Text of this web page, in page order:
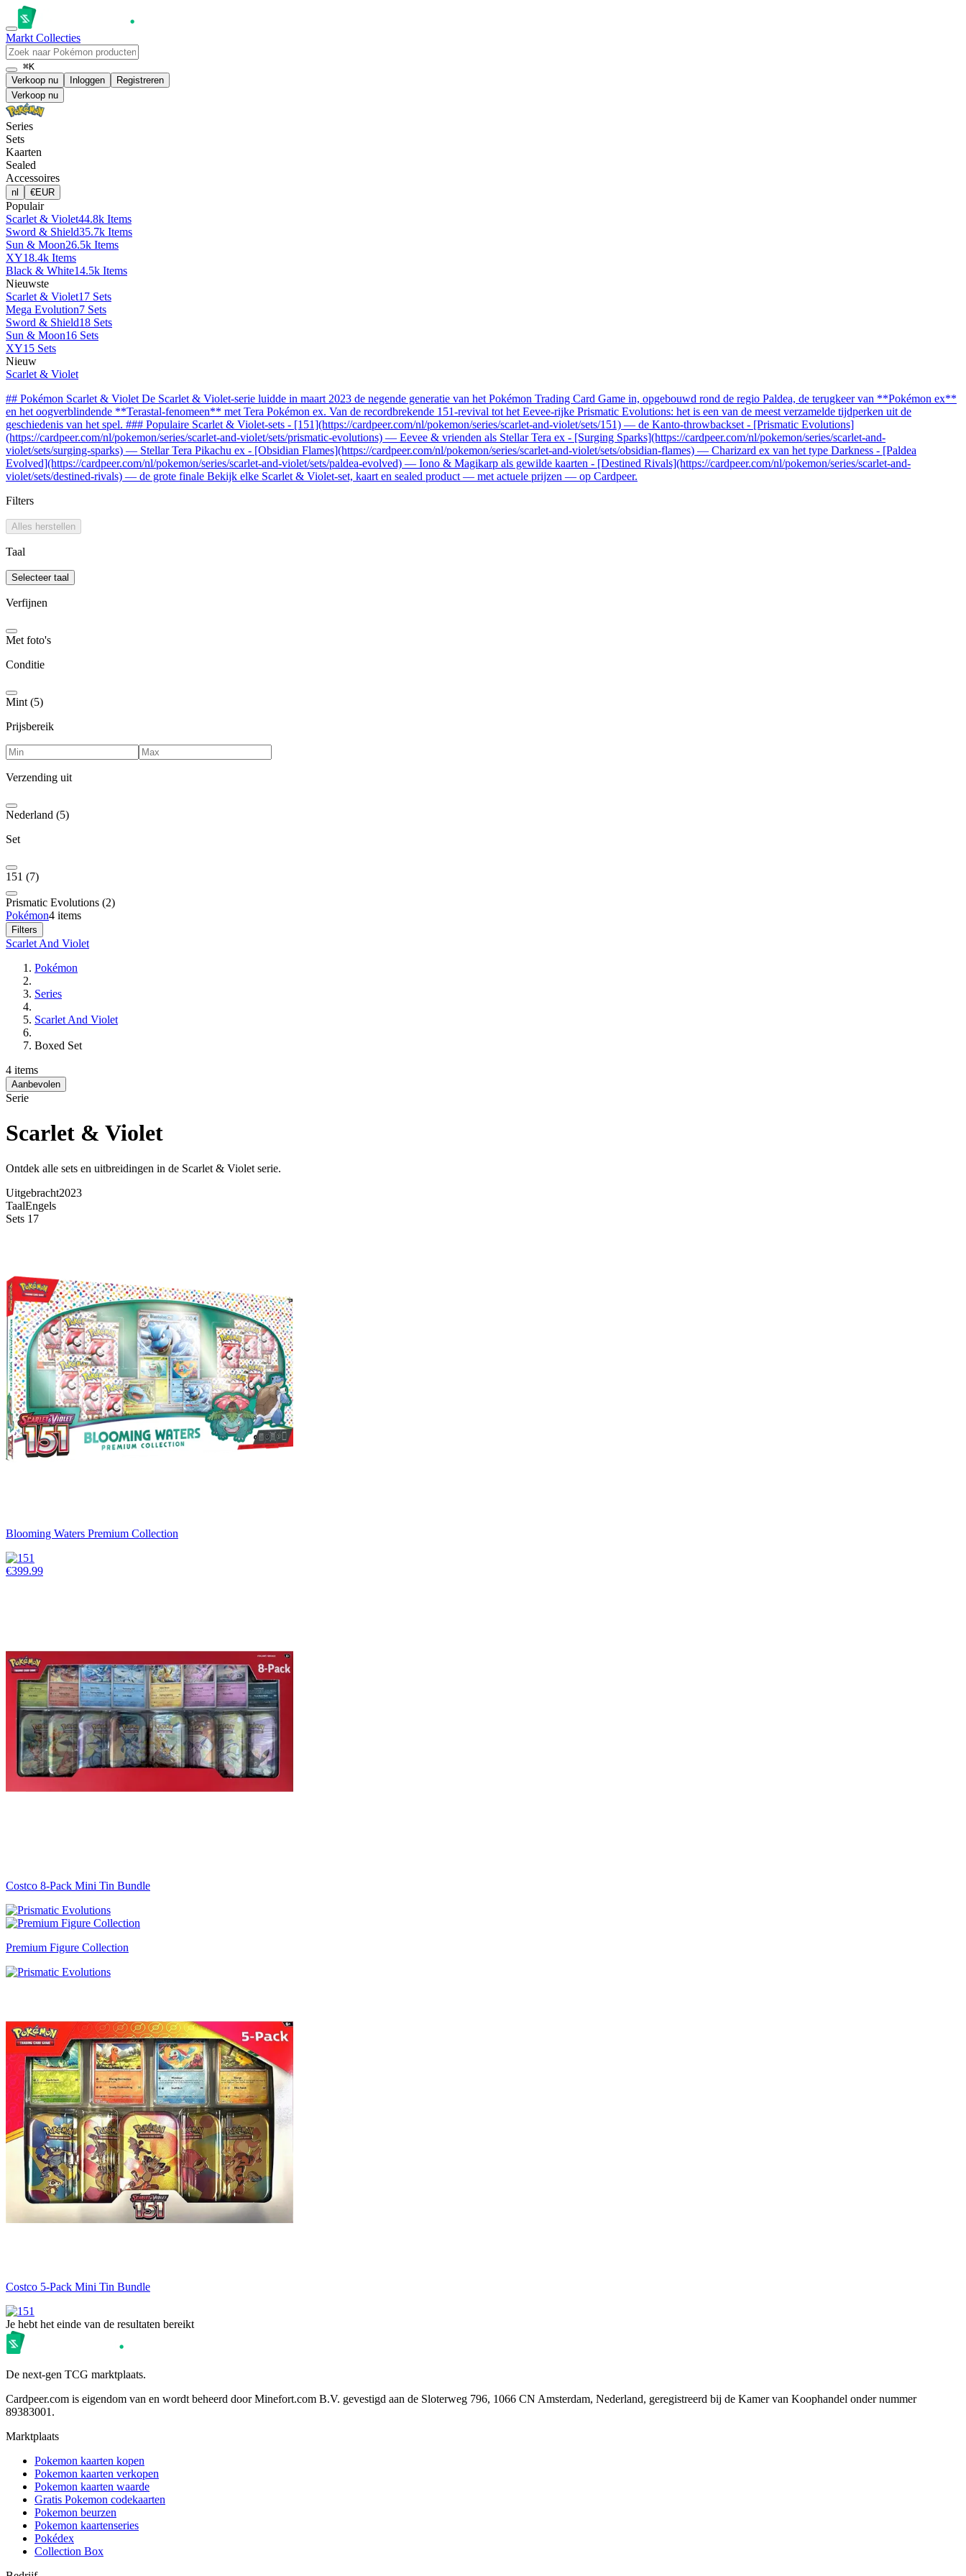
Markt Collecties
⌘K
Verkoop nu
Inloggen
Registreren
Verkoop nu
Series
Sets
Kaarten
Sealed
Accessoires
nl €EUR
Populair
Scarlet & Violet44.8k Items
Sword & Shield35.7k Items
Sun & Moon26.5k Items
XY18.4k Items
Black & White14.5k Items
Nieuwste
Scarlet & Violet17 Sets
Mega Evolution7 Sets
Sword & Shield18 Sets
Sun & Moon16 Sets
XY15 Sets
Nieuw
Scarlet & Violet
## Pokémon Scarlet & Violet De Scarlet & Violet-serie luidde in maart 2023 de negende generatie van het Pokémon Trading Card Game in, opgebouwd rond de regio Paldea, de terugkeer van **Pokémon ex**
en het oogverblindende **Terastal-fenomeen** met Tera Pokémon ex. Van de recordbrekende 151-revival tot het Eevee-rijke Prismatic Evolutions: het is een van de meest verzamelde tijdperken uit de
geschiedenis van het spel. ### Populaire Scarlet & Violet-sets - [151](https://cardpeer.com/nl/pokemon/series/scarlet-and-violet/sets/151) — de Kanto-throwbackset - [Prismatic Evolutions]
(https://cardpeer.com/nl/pokemon/series/scarlet-and-violet/sets/prismatic-evolutions) — Eevee & vrienden als Stellar Tera ex - [Surging Sparks](https://cardpeer.com/nl/pokemon/series/scarlet-and-
violet/sets/surging-sparks) — Stellar Tera Pikachu ex - [Obsidian Flames](https://cardpeer.com/nl/pokemon/series/scarlet-and-violet/sets/obsidian-flames) — Charizard ex van het type Darkness - [Paldea
Evolved](https://cardpeer.com/nl/pokemon/series/scarlet-and-violet/sets/paldea-evolved) — Iono & Magikarp als gewilde kaarten - [Destined Rivals](https://cardpeer.com/nl/pokemon/series/scarlet-and-
violet/sets/destined-rivals) — de grote finale Bekijk elke Scarlet & Violet-set, kaart en sealed product — met actuele prijzen — op Cardpeer.
Filters
Alles herstellen
Taal
Selecteer taal
Verfijnen
Met foto's
Conditie
Mint (5)
Prijsbereik
Verzending uit
Nederland (5)
Set
151 (7)
Prismatic Evolutions (2)
Pokémon4 items
Filters
Scarlet And Violet
Pokémon
Series
Scarlet And Violet
Boxed Set
4 items
Aanbevolen
Serie
Scarlet & Violet
Ontdek alle sets en uitbreidingen in de Scarlet & Violet serie.
Uitgebracht2023
TaalEngels
Sets 17
Blooming Waters Premium Collection
€399.99
Costco 8-Pack Mini Tin Bundle
Premium Figure Collection
Costco 5-Pack Mini Tin Bundle
Je hebt het einde van de resultaten bereikt
De next-gen TCG marktplaats.
Cardpeer.com is eigendom van en wordt beheerd door Minefort.com B.V. gevestigd aan de Sloterweg 796, 1066 CN Amsterdam, Nederland, geregistreerd bij de Kamer van Koophandel onder nummer
89383001.
Marktplaats
Pokemon kaarten kopen
Pokemon kaarten verkopen
Pokemon kaarten waarde
Gratis Pokemon codekaarten
Pokemon beurzen
Pokemon kaartenseries
Pokédex
Collection Box